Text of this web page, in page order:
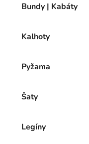
Bundy | Kabáty
Kalhoty
Pyžama
Šaty
Legíny